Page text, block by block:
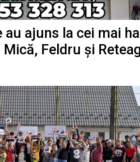
au ajuns la cei mai
Feldru și